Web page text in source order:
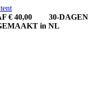
€ 40,00
30-DAGEN
in NL